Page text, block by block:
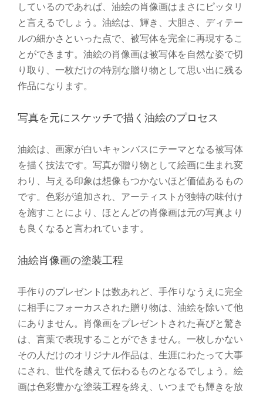
しているのであれば、油絵の肖像画はまさにピッタリ
と言えるでしょう。油絵は、輝き、大胆さ、ディテー
ルの細かさといった点で、被写体を完全に再現するこ
とができます。油絵の肖像画は被写体を自然な姿で切
り取り、一枚だけの特別な贈り物として思い出に残る
作品になります。
写真を元にスケッチで描く油絵のプロセス
油絵は、画家が白いキャンバスにテーマとなる被写体
を描く技法です。写真が贈り物として絵画に生まれ変
わり、与える印象は想像もつかないほど価値あるもの
です。色彩が追加され、アーティストが独特の味付け
を施すことにより、ほとんどの肖像画は元の写真より
も良くなると言われています。
油絵肖像画の塗装工程
手作りのプレゼントは数あれど、手作りなうえに完全
に相手にフォーカスされた贈り物は、油絵を除いて他
にありません。肖像画をプレゼントされた喜びと驚き
は、言葉で表現することができません。一枚しかない
その人だけのオリジナル作品は、生涯にわたって大事
にされ、世代を越えて伝わるものとなるでしょう。絵
画は色彩豊かな塗装工程を終え、いつまでも輝きを放